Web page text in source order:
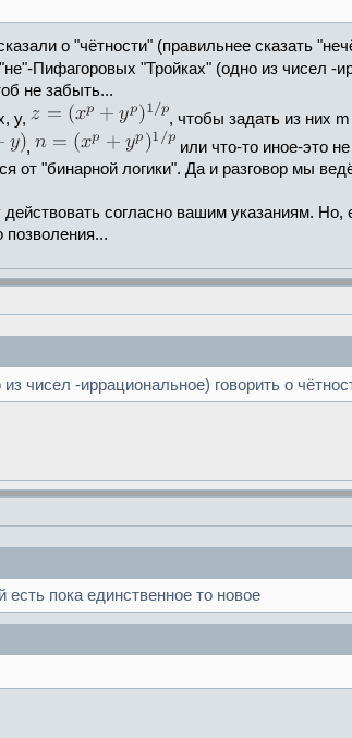
о "чётности" (правильнее сказать
Пифагоровых "Тройках" (одно из чисел -
не забыть...
y,
, чтобы задать из них
,
или что-то иное-это
от "бинарной логики". Да и разговор мы
согласно вашим указаниям. Но,
чисел -иррациональное) говорить о
пока единственное то новое